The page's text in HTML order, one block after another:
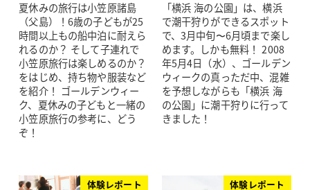
夏休みの旅行は小笠原諸島
（父島）！6歳の子どもが25
時間以上もの船中泊に耐えら
れるのか？ そして子連れで
小笠原旅行は楽しめるのか？
をはじめ、持ち物や服装など
を紹介！ ゴールデンウィー
ク、夏休みの子どもと一緒の
小笠原旅行の参考に、どう
ぞ！
「横浜 海の公園」は、横浜
で潮干狩りができるスポット
で、3月中旬〜6月頃まで楽し
めます。しかも無料！ 2008
年5月4日（水）、ゴールデン
ウィークの真っただ中、混雑
を予想しながらも「横浜 海
の公園」に潮干狩りに行って
きました！
体験レポート 体験レポート